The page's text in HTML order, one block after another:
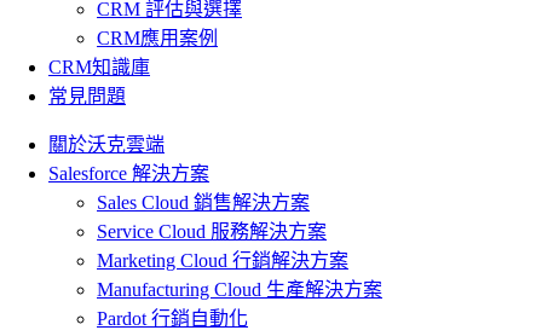
CRM 評估與選擇
CRM應用案例
CRM知識庫
常見問題
關於沃克雲端
Salesforce 解決方案
Sales Cloud 銷售解決方案
Service Cloud 服務解決方案
Marketing Cloud 行銷解決方案
Manufacturing Cloud 生產解決方案
Pardot 行銷自動化